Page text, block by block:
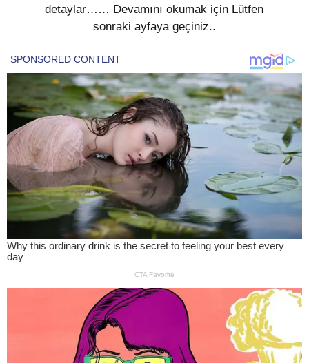
detaylar…… Devamını okumak için Lütfen
sonraki ayfaya geçiniz..